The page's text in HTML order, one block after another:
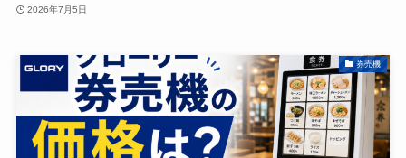
2026年7月5日
券売機